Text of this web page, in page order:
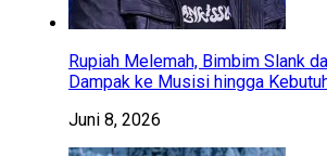
Rupiah Melemah, Bimbim Slank
Dampak ke Musisi hingga
Juni 8, 2026